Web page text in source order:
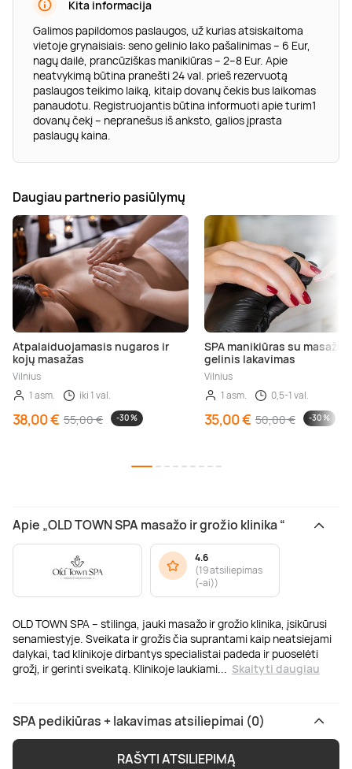
Kita informacija
Galimos papildomos paslaugos, už kurias atsiskaitoma
vietoje grynaisiais: seno gelinio lako pašalinimas – 6 Eur,
nagų dailė, prancūziškas manikiūras – 2–8 Eur. Apie
neatvykimą būtina pranešti 24 val. prieš rezervuotą
paslaugos teikimo laiką, kitaip dovanų čekis bus laikomas
panaudotu. Registruojantis būtina informuoti apie turim1
dovanų čekį – nepranešus iš anksto, galios įprasta
paslaugų kaina.
Daugiau partnerio pasiūlymų
Atpalaiduojamasis nugaros ir
kojų masažas
Vilnius
1 asm.
iki 1 val.
38,00 € 55,00 € -30 %
SPA manikiūras su masažu +
gelinis lakavimas
Vilnius
1 asm.
0,5-1 val.
35,00 € 50,00 € -30 %
Apie „OLD TOWN SPA masažo ir grožio klinika “
OLD TOWN SPA – stilinga, jauki masažo ir grožio klinika, įsikūrusi
senamiestyje. Sveikata ir grožis čia suprantami kaip neatsiejami
dalykai, tad klinikoje dirbantys specialistai padeda ir puoselėti
grožį, ir gerinti sveikatą. Klinikoje laukiami
Skaityti daugiau
4.6
(19 atsiliepimas
(-ai))
SPA pedikiūras + lakavimas atsiliepimai (0)
RAŠYTI ATSILIEPIMĄ